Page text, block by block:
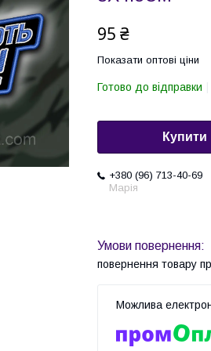
95 ₴
Показати оптові ціни
Готово до відправки
Купити
+380 (96) 713-40-69
Марія
повернення товару